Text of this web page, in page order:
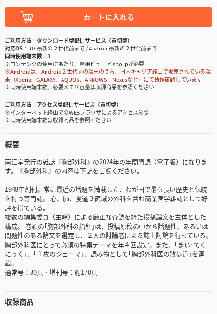
カートに入れる
ご利用方法
ダウンロード型配信サービス（買切型）
対応OS
iOS最新の２世代前まで / Android最新の２世代前まで
同時使用端末数
3
※コンテンツの使用にあたり、専用ビューアisho.jpが必要
※Androidは、Android２世代前の端末のうち、国内キャリア経由で販売されている端
末（Xperia、GALAXY、AQUOS、ARROWS、Nexusなど）にて動作確認しています
※同時使用端末数、必要メモリ容量は収録商品を参照ください
ご利用方法
アクセス型配信サービス（買切型）
※インターネット経由でのWEBブラウザによるアクセス参照
※同時使用端末数は収録商品を参照ください
概要
南江堂発行の雑誌『胸部外科』の2024年の年間購読（電子版）になりま
す。『胸部外科』の内容は下記をご覧ください。
1948年創刊。常に最近の話題を満載した、わが国で最も長い歴史と伝統
を持つ専門誌。 心、肺、食道３領域の外科を含む商業医学雑誌として好
評を得ている。
複数の編集委員（主幹）による厳正な査読を経た投稿論文を主体とした
構成。 巻頭の｢胸部外科の指針｣は、投稿原稿の中から話題性、あるいは
問題性のある論文を選定し、２人の討論者による誌上討論を行っている。
胸部外科医にとって必須の特集テーマを年４回設定。また、｢まい･てく
にっく｣、｢１枚のシェーマ｣、読み物として｢胸部外科医の散歩道｣を連
載。
通常号：80頁・増刊号：約170頁
収録商品